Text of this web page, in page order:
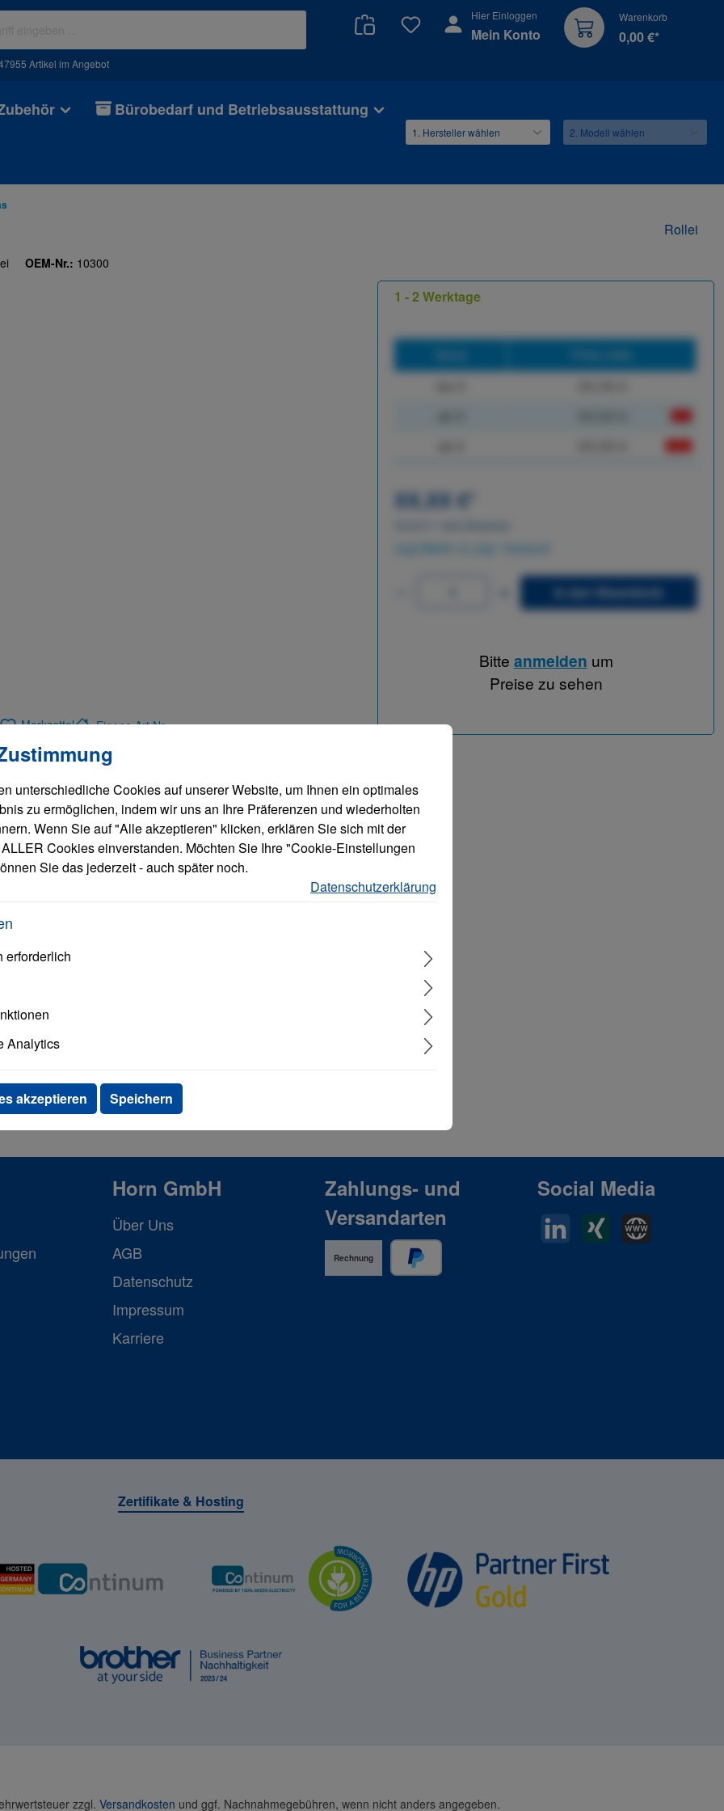
Artikel im Angebot
Du hast 0 Produkte auf dem Merkzettel
Hier Einloggen
Mein Konto
Warenkorb
0,00 €*
Bürobedarf und Betriebsausstattung
OEM-Nr.: 10300
Rollei
Merkzettel Eigene Art.Nr.
1 - 2 Werktage
XX,XX €
In den Warenkorb
Bitte anmelden um
Preise zu sehen
Horn GmbH
Über Uns
AGB
Datenschutz
Impressum
Karriere
Zahlungs- und
Versandarten
Rechnung
Social Media
LinkedInXing Horn Website
Zertifikate & Hosting
zzgl. Versandkosten und ggf. Nachnahmegebühren, wenn nicht anders angegeben.
Cookies, um eine bestmögliche Erfahrung bieten zu können. Mehr Informationen ...
unterschiedliche Cookies auf unserer Website, um Ihnen ein optimales
zu ermöglichen, indem wir uns an Ihre Präferenzen und wiederholten
Wenn Sie auf "Alle akzeptieren" klicken, erklären Sie sich mit der
Cookies einverstanden. Möchten Sie Ihre "Cookie-Einstellungen
Sie das jederzeit - auch später noch.
Datenschutzerklärung
erforderlich
Analytics
akzeptieren Speichern